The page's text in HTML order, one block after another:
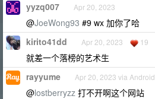
yyzq007 Apr 20, 2023
@JoeWong93 #9 wx 加你了哈
kirito41dd Apr 20, 2023 19
就差一个落榜的艺术生
rayyume Apr 20, 2023 via Android
@lostberryzz 打不开啊这个网站